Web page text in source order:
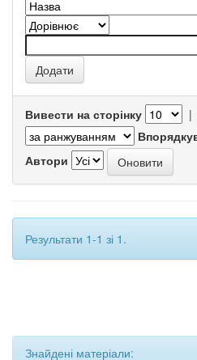
Вивести на сторінку |
Автори
Результати 1-1 зі 1.
Знайдені матеріали: